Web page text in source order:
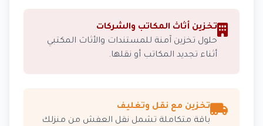
تخزين أثاث المكاتب والشركات
حلول تخزين آمنة للمستندات والأثاث المكتبي
أثناء تجديد المكاتب أو نقلها.
تخزين مع نقل وتغليف
باقة متكاملة تشمل نقل العفش من منزلك